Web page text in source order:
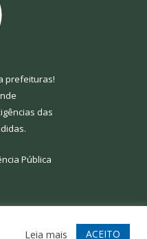
prefeituras!
das
Pública
Webmail
Leia mais ACEITO